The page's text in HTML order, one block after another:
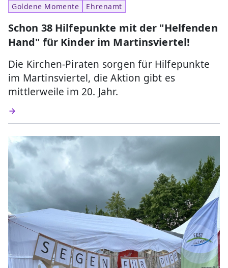
Goldene Momente Ehrenamt
Schon 38 Hilfepunkte mit der "Helfenden
Hand" für Kinder im Martinsviertel!
Die Kirchen-Piraten sorgen für Hilfepunkte
im Martinsviertel, die Aktion gibt es
mittlerweile im 20. Jahr.